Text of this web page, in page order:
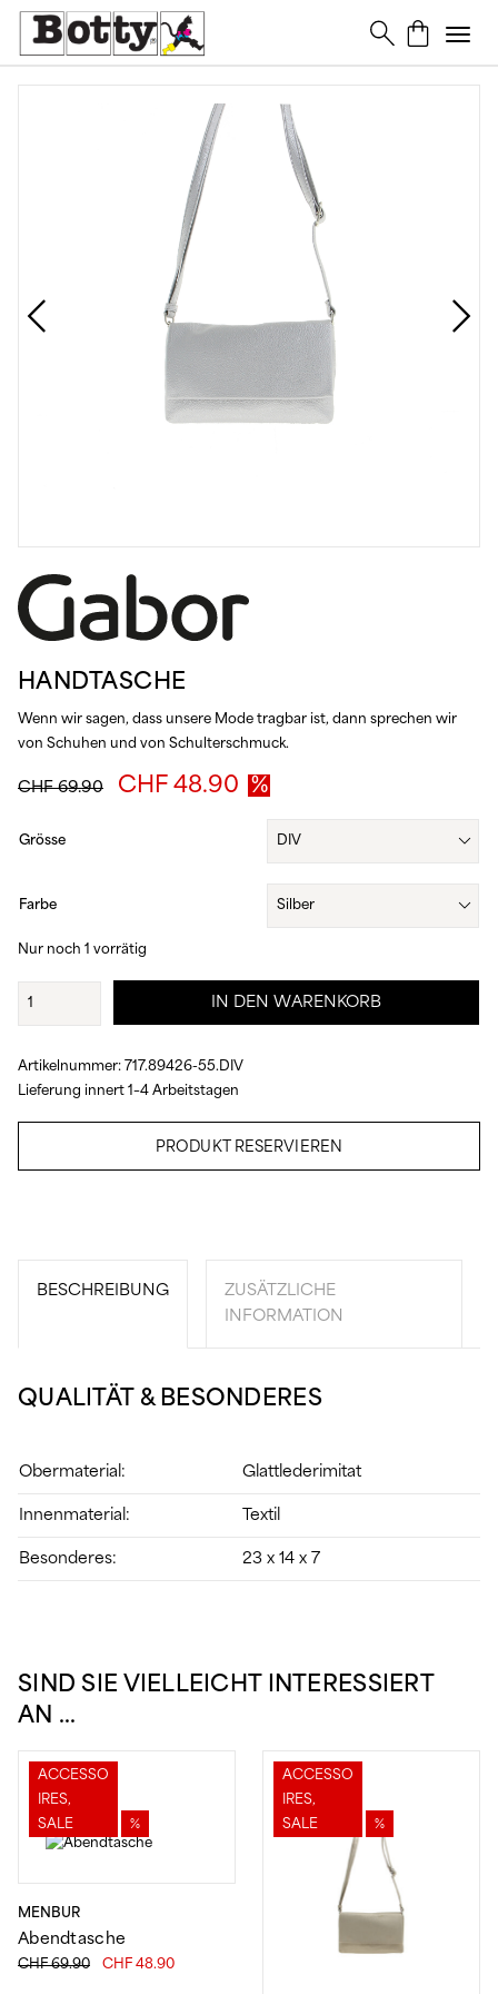
HANDTASCHE
Wenn wir sagen, dass unsere Mode tragbar ist, dann sprechen wir
von Schuhen und von Schulterschmuck.
CHF69.90
Ursprünglicher
CHF 48.90
ist:
CHF 48.90.
Grösse
Farbe
Nur noch 1 vorrätig
Handtasche
Menge
IN DEN WARENKORB
Artikelnummer: 717.89426-55.DIV
Lieferung innert 1–4 Arbeitstagen
PRODUKT RESERVIEREN
BESCHREIBUNG
ZUSÄTZLICHE
INFORMATION
QUALITÄT & BESONDERES
Obermaterial: Glattlederimitat
Innenmaterial: Textil
Besonderes: 23 x 14 x 7
SIND SIE VIELLEICHT INTERESSIERT
AN …
ACCESSO
IRES,
SALE
%
MENBUR
Abendtasche
CHF69.90
Ursprünglicher
CHF 48.90Aktueller
ACCESSO
IRES,
SALE
%